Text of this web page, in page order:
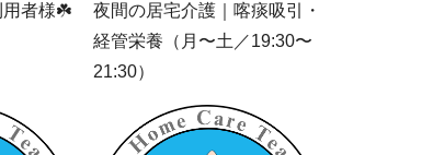
用者様☘️
夜間の居宅介護｜喀痰吸引・
経管栄養（月〜土／19:30〜
21:30）